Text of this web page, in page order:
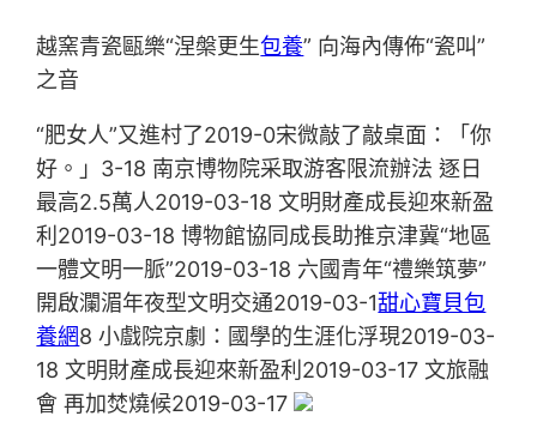
越窯青瓷甌樂“涅槃更生包養” 向海內傳佈“瓷叫”
之音
“肥女人”又進村了2019-0宋微敲了敲桌面：「你
好。」3-18 南京博物院采取游客限流辦法 逐日
最高2.5萬人2019-03-18 文明財產成長迎來新盈
利2019-03-18 博物館協同成長助推京津冀“地區
一體文明一脈”2019-03-18 六國青年“禮樂筑夢”
開啟瀾湄年夜型文明交通2019-03-1甜心寶貝包
養網8 小戲院京劇：國學的生涯化浮現2019-03-
18 文明財產成長迎來新盈利2019-03-17 文旅融
會 再加焚燒候2019-03-17